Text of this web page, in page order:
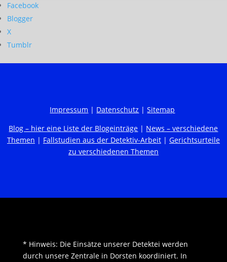
Facebook
Blogger
X
Tumblr
Impressum | Datenschutz |Sitemap
Blog – hier eine Liste der Blogeinträge | News – verschiedene
Themen | Fallstudien aus der Detektiv-Arbeit| Gerichtsurteile
zu verschiedenen Themen
* Hinweis: Die Einsätze unserer Detektei werden
durch unsere Zentrale in Dorsten koordiniert. In